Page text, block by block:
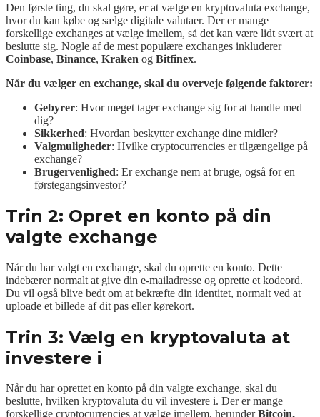
Den første ting, du skal gøre, er at vælge en kryptovaluta exchange,
hvor du kan købe og sælge digitale valutaer. Der er mange
forskellige exchanges at vælge imellem, så det kan være lidt svært at
beslutte sig. Nogle af de mest populære exchanges inkluderer
Coinbase, Binance, Kraken og Bitfinex.
Når du vælger en exchange, skal du overveje følgende faktorer:
Gebyrer: Hvor meget tager exchange sig for at handle med
dig?
Sikkerhed: Hvordan beskytter exchange dine midler?
Valgmuligheder: Hvilke cryptocurrencies er tilgængelige på
exchange?
Brugervenlighed: Er exchange nem at bruge, også for en
førstegangsinvestor?
Trin 2: Opret en konto på din
valgte exchange
Når du har valgt en exchange, skal du oprette en konto. Dette
indebærer normalt at give din e-mailadresse og oprette et kodeord.
Du vil også blive bedt om at bekræfte din identitet, normalt ved at
uploade et billede af dit pas eller kørekort.
Trin 3: Vælg en kryptovaluta at
investere i
Når du har oprettet en konto på din valgte exchange, skal du
beslutte, hvilken kryptovaluta du vil investere i. Der er mange
forskellige cryptocurrencies at vælge imellem, herunderBitcoin,